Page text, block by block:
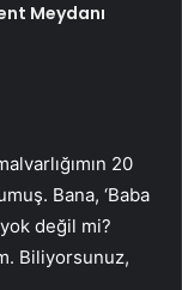
Meydanı
20
Bana, ‘Baba
değil mi?
Biliyorsunuz,